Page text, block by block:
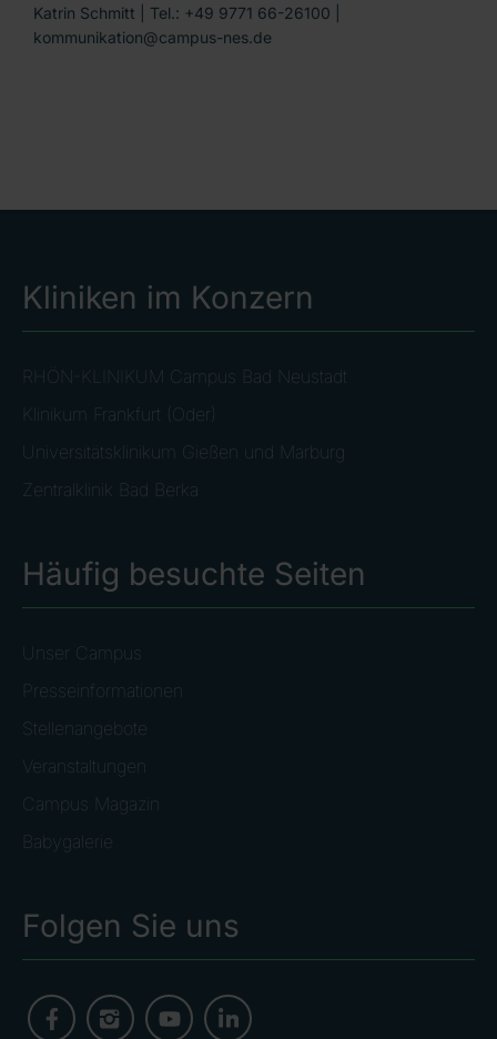
Katrin Schmitt | Tel.: +49 9771 66-26100 |
kommunikation@campus-nes.de
Kliniken im Konzern
RHÖN-KLINIKUM Campus Bad Neustadt
Klinikum Frankfurt (Oder)
Universitätsklinikum Gießen und Marburg
Zentralklinik Bad Berka
Häufig besuchte Seiten
Unser Campus
Presseinformationen
Stellenangebote
Veranstaltungen
Campus Magazin
Babygalerie
Folgen Sie uns